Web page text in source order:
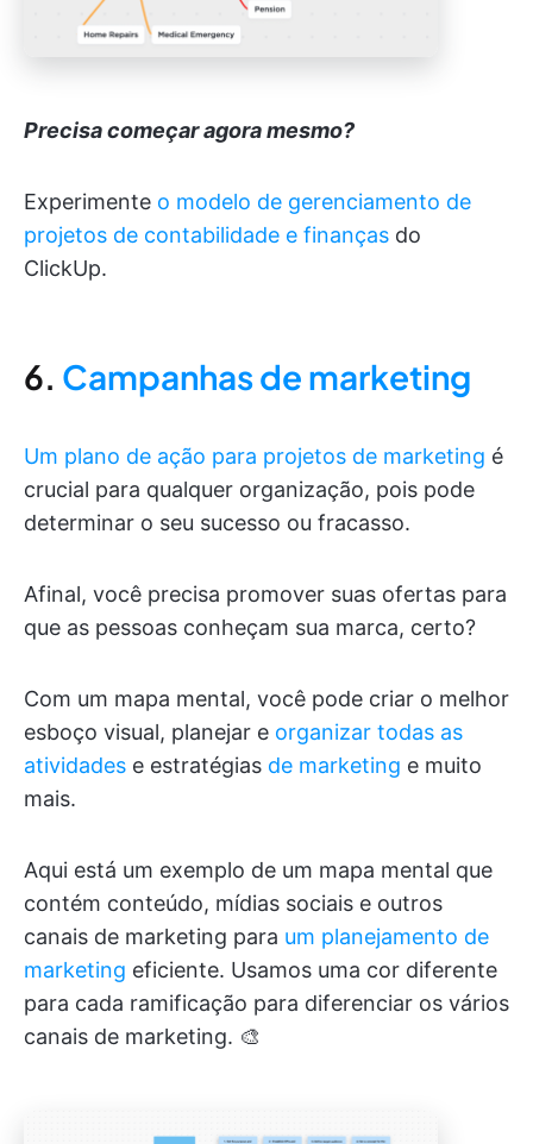
Precisa começar agora mesmo?
Experimente o modelo de gerenciamento de
projetos de contabilidade e finanças do
ClickUp.
6. Campanhas de marketing
Um plano de ação para projetos de marketing é
crucial para qualquer organização, pois pode
determinar o seu sucesso ou fracasso.
Afinal, você precisa promover suas ofertas para
que as pessoas conheçam sua marca, certo?
Com um mapa mental, você pode criar o melhor
esboço visual, planejar e organizar todas as
atividades e estratégias de marketing e muito
mais.
Aqui está um exemplo de um mapa mental que
contém conteúdo, mídias sociais e outros
canais de marketing para um planejamento de
marketing eficiente. Usamos uma cor diferente
para cada ramificação para diferenciar os vários
canais de marketing. 🎨